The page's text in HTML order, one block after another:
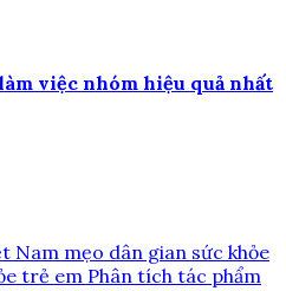
việc nhóm hiệu quả nhất
Nam mẹo dân gian sức khỏe
trẻ em Phân tích tác phẩm